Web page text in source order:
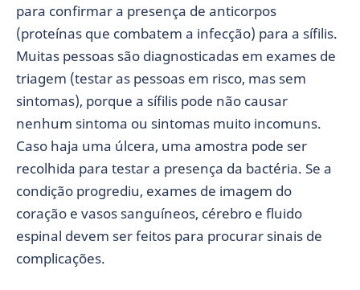
para confirmar a presença de anticorpos
(proteínas que combatem a infecção) para a sífilis.
Muitas pessoas são diagnosticadas em exames de
triagem (testar as pessoas em risco, mas sem
sintomas), porque a sífilis pode não causar
nenhum sintoma ou sintomas muito incomuns.
Caso haja uma úlcera, uma amostra pode ser
recolhida para testar a presença da bactéria. Se a
condição progrediu, exames de imagem do
coração e vasos sanguíneos, cérebro e fluido
espinal devem ser feitos para procurar sinais de
complicações.